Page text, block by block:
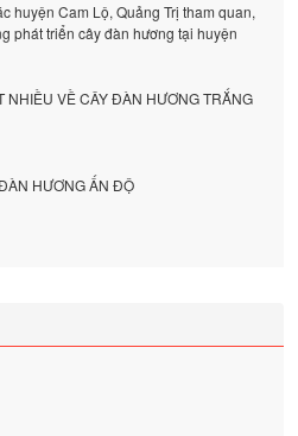
huyện Cam Lộ, Quảng Trị tham quan,
phát triển cây đàn hương tại huyện
NHIỀU VỀ CÂY ĐÀN HƯƠNG TRẮNG
HƯƠNG ẤN ĐỘ